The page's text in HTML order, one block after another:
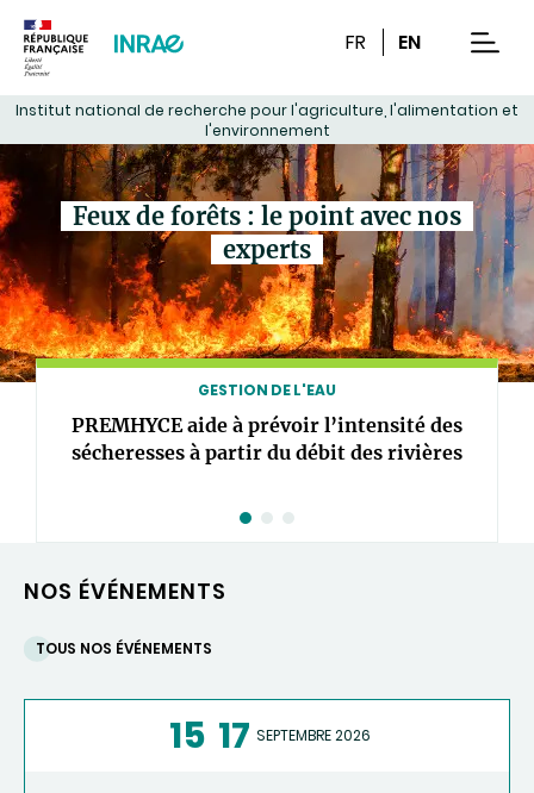
FR EN
Institut national de recherche pour l'agriculture, l'alimentation et
l'environnement
Feux de forêts : le point avec nos
experts
GESTION DE L'EAU
PREMHYCE aide à prévoir l’intensité des
sécheresses à partir du débit des rivières
NOS ÉVÉNEMENTS
TOUS NOS ÉVÉNEMENTS
15 17 SEPTEMBRE 2026